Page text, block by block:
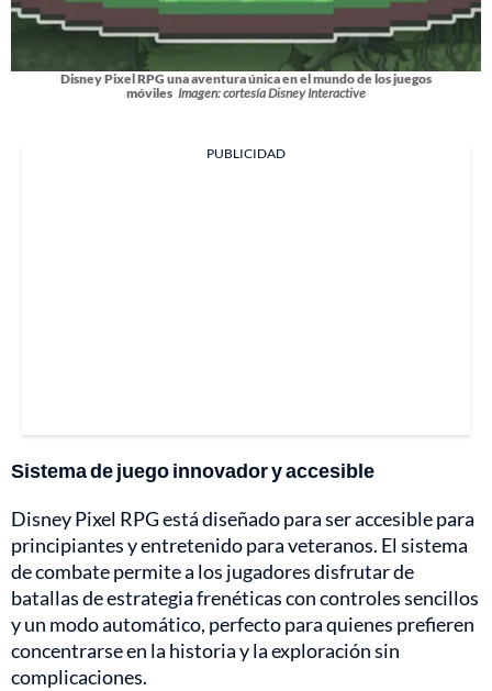
Disney Pixel RPG una aventura única en el mundo de los juegos
móviles Imagen: cortesía Disney Interactive
PUBLICIDAD
Sistema de juego innovador y accesible
Disney Pixel RPG está diseñado para ser accesible para
principiantes y entretenido para veteranos. El sistema
de combate permite a los jugadores disfrutar de
batallas de estrategia frenéticas con controles sencillos
y un modo automático, perfecto para quienes prefieren
concentrarse en la historia y la exploración sin
complicaciones.